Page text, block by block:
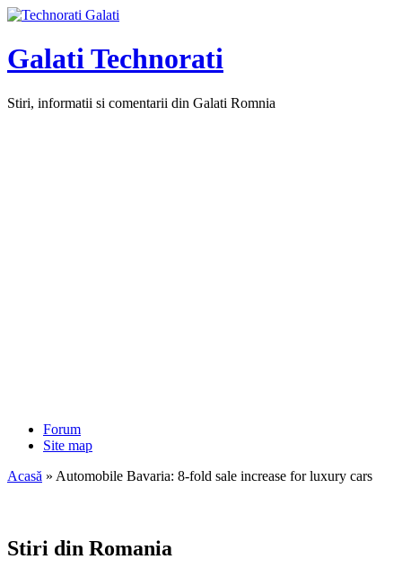
Galati Technorati
Stiri, informatii si comentarii din Galati Romnia
Forum
Site map
Acasă » Automobile Bavaria: 8-fold sale increase for luxury cars
Stiri din Romania